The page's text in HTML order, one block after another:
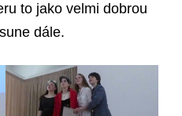
to jako velmi dobrou
dále.